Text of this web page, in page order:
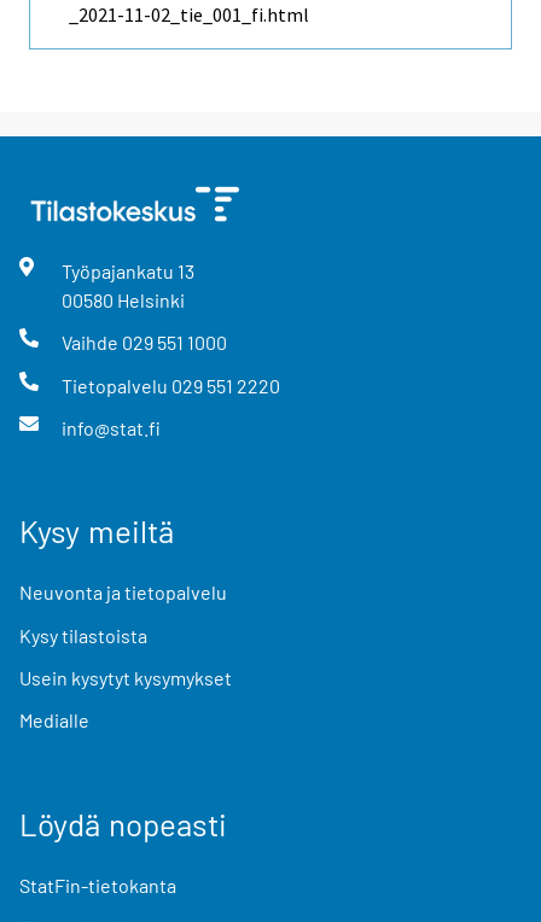
_2021-11-02_tie_001_fi.html
Työpajankatu 13
00580 Helsinki
Vaihde 029 551 1000
Tietopalvelu 029 551 2220
info@stat.fi
Kysy meiltä
Neuvonta ja tietopalvelu
Kysy tilastoista
Usein kysytyt kysymykset
Medialle
Löydä nopeasti
StatFin-tietokanta